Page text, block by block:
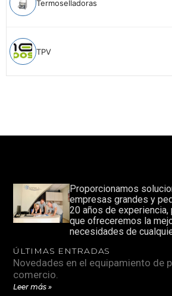
Termoselladoras
TPV
Proporcionamos
empresas grandes y
20 años de
que ofreceremos la
necesidades de
ÚLTIMAS ENTRADAS
Novedades en el equipamiento de
comercio.
Leer más »